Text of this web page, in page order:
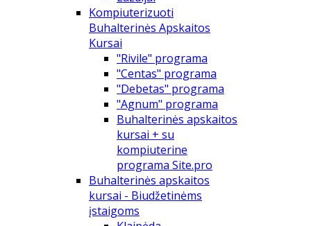
Kompiuterizuoti
Buhalterinės Apskaitos
Kursai
"Rivile" programa
"Centas" programa
"Debetas" programa
"Agnum" programa
Buhalterinės apskaitos
kursai + su
kompiuterine
programa Site.pro
Buhalterinės apskaitos
kursai - Biudžetinėms
įstaigoms